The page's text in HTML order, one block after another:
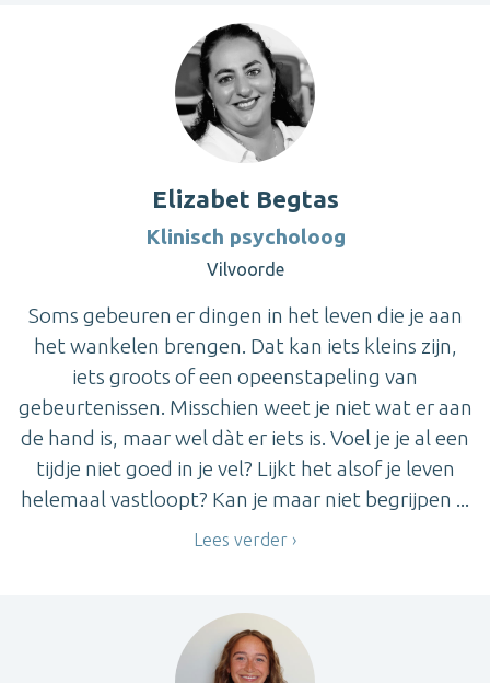
Elizabet Begtas
Klinisch psycholoog
Vilvoorde
Soms gebeuren er dingen in het leven die je aan
het wankelen brengen. Dat kan iets kleins zijn,
iets groots of een opeenstapeling van
gebeurtenissen. Misschien weet je niet wat er aan
de hand is, maar wel dàt er iets is. Voel je je al een
tijdje niet goed in je vel? Lijkt het alsof je leven
helemaal vastloopt? Kan je maar niet begrijpen ...
Lees verder